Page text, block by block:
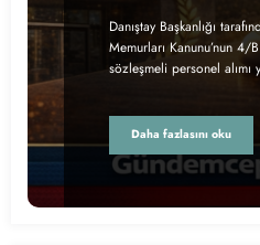
Danıştay Başkanlığı
Memurları Kanunu’nun 4/
sözleşmeli personel alımı
Daha fazlasını oku